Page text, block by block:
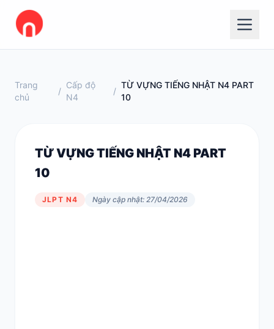
Trang
chủ
/
Cấp độ
N4
/
TỪ VỰNG TIẾNG NHẬT N4 PART
10
TỪ VỰNG TIẾNG NHẬT N4 PART
10
JLPT N4 Ngày cập nhật: 27/04/2026